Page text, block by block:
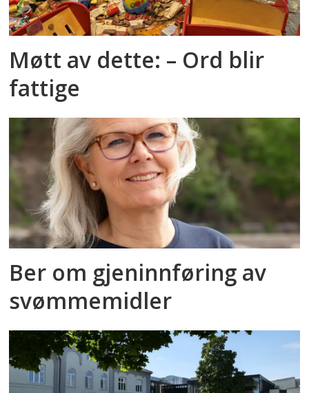
Møtt av dette: – Ord blir
fattige
Ber om gjeninnføring av
svømmemidler